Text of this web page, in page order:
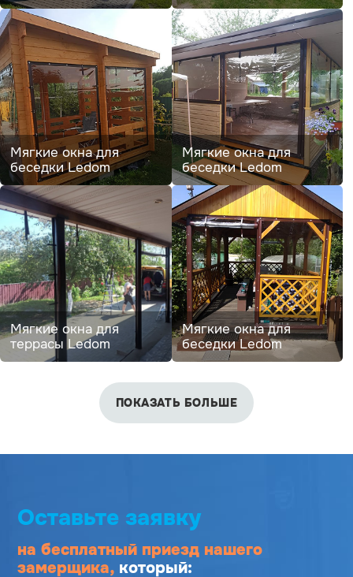
Мягкие окна для
беседки Ledom
Мягкие окна для
беседки Ledom
Мягкие окна для
террасы Ledom
Мягкие окна для
беседки Ledom
ПОКАЗАТЬ БОЛЬШЕ
Оставьте заявку
на бесплатный приезд нашего
замерщика, который: